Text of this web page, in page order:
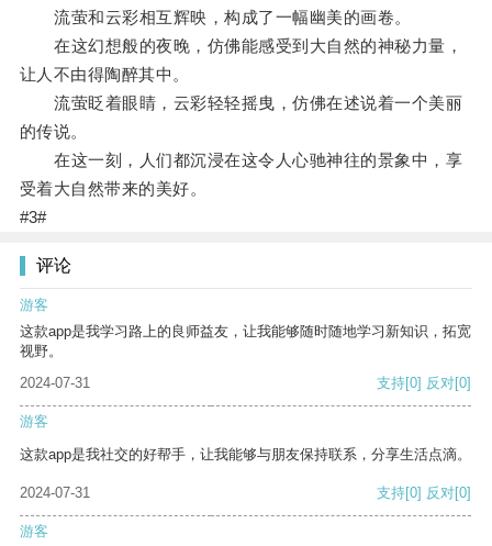
流萤和云彩相互辉映，构成了一幅幽美的画卷。
在这幻想般的夜晚，仿佛能感受到大自然的神秘力量，
让人不由得陶醉其中。
流萤眨着眼睛，云彩轻轻摇曳，仿佛在述说着一个美丽
的传说。
在这一刻，人们都沉浸在这令人心驰神往的景象中，享
受着大自然带来的美好。
#3#
评论
游客
这款app是我学习路上的良师益友，让我能够随时随地学习新知识，拓宽
视野。
2024-07-31
支持[0] 反对[0]
游客
这款app是我社交的好帮手，让我能够与朋友保持联系，分享生活点滴。
2024-07-31 支持[0] 反对[0]
游客